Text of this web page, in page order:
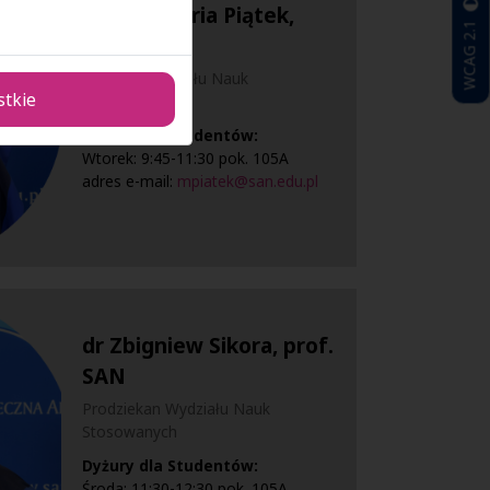
dr hab. Maria Piątek,
Dziekan Wydziału Nauk
Dyżury dla Studentów:
Wtorek: 9:45-11:30 pok. 105A
adres e-mail: mpiatek@san.edu.pl
dr Zbigniew Sikora, prof.
SAN
Prodziekan Wydziału Nauk
Stosowanych
Dyżury dla Studentów:
WCAG 2.1